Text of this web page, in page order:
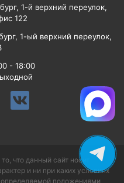
, 1-й верхний переулок,
122
, 1-ый верхний переулок,
- 18:00
что данный сайт носит
и ни при каких условиях
положениями